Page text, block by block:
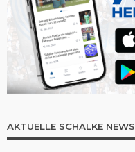
AKTUELLE SCHALKE NEWS